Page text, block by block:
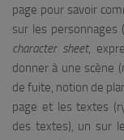
page pour savoir
sur les personnages
character sheet,
donner à une scène
de fuite, notion de
page et les textes
des textes), un sur